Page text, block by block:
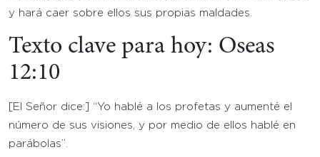
y hará caer sobre ellos sus propias maldades.
Texto clave para hoy: Oseas
12:10
[El Señor dice:] “Yo hablé a los profetas y aumenté el
número de sus visiones, y por medio de ellos hablé en
parábolas”.